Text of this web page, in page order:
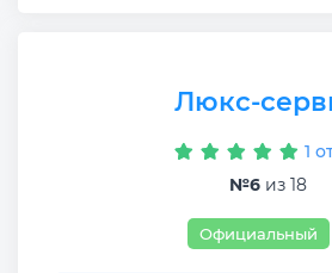
Люкс-
1
№6из 18
Официальный